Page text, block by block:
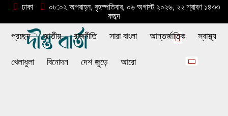
ঢাকা
০৮:০২ অপরাহ্ন, বৃহস্পতিবার, ০৬ অগাস্ট ২০২৬, ২২ শ্রাবণ ১৪৩৩
বঙ্গাব্দ
প্রচ্ছদ জাতীয় রাজনীতি সারা বাংলা আন্তর্জাতিক স্বাস্থ্য
খেলাধুলা বিনোদন দেশ জুড়ে আরো